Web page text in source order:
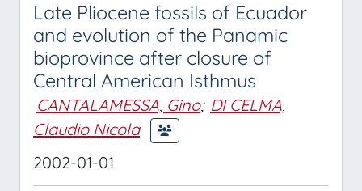
Late Pliocene fossils of Ecuador
and evolution of the Panamic
bioprovince after closure of
Central American Isthmus
CANTALAMESSA, Gino; DI CELMA,
Claudio Nicola
2002-01-01